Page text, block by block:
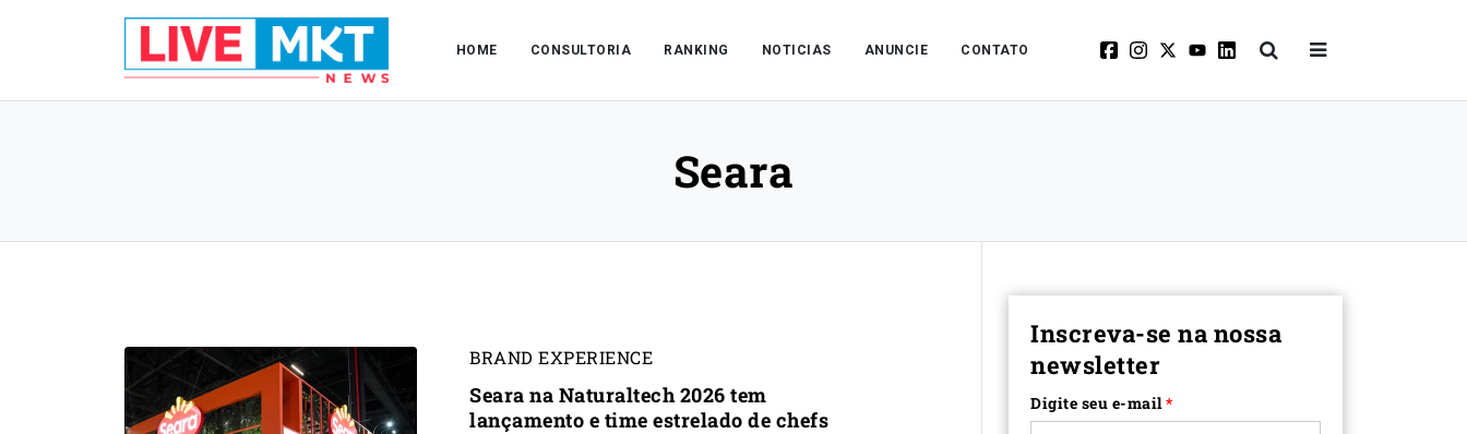
HOME CONSULTORIA RANKING NOTICIAS ANUNCIE CONTATO
Seara
BRAND EXPERIENCE
Seara na Naturaltech 2026 tem
lançamento e time estrelado de chefs
Inscreva-se na nossa
newsletter
Digite seu e-mail*